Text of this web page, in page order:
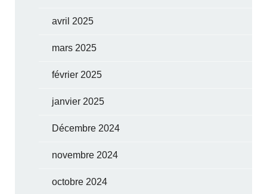
avril 2025
mars 2025
février 2025
janvier 2025
Décembre 2024
novembre 2024
octobre 2024